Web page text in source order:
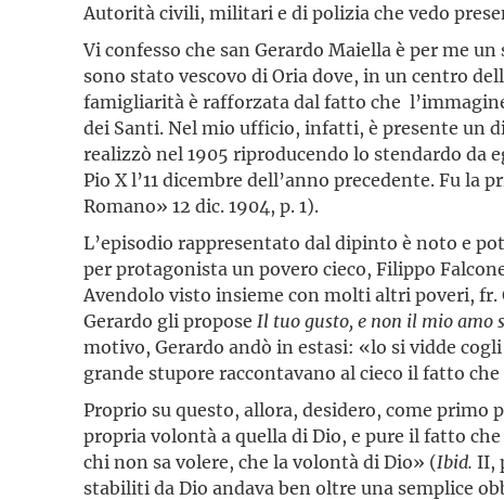
Autorità civili, militari e di polizia che vedo
Vi confesso che san Gerardo Maiella è per me
sono stato vescovo di Oria dove, in un centro
famigliarità è rafforzata dal fatto che
dei Santi. Nel mio ufficio, infatti, è presente un
realizzò nel 1905 riproducendo lo stendardo da
Pio X l’11 dicembre dell’anno precedente. Fu
Romano» 12 dic. 1904, p. 1).
L’episodio rappresentato dal dipinto è noto e
per protagonista un povero cieco, Filippo
Avendolo visto insieme con molti altri poveri, fr.
Gerardo gli propose Il tuo gusto, e non il mio amo
motivo, Gerardo andò in estasi: «lo si vidde
grande stupore raccontavano al cieco il fatto
Proprio su questo, allora, desidero, come
propria volontà a quella di Dio, e pure il fatto
chi non sa volere, che la volontà di Dio» (Ibid. II,
stabiliti da Dio andava ben oltre una semplice